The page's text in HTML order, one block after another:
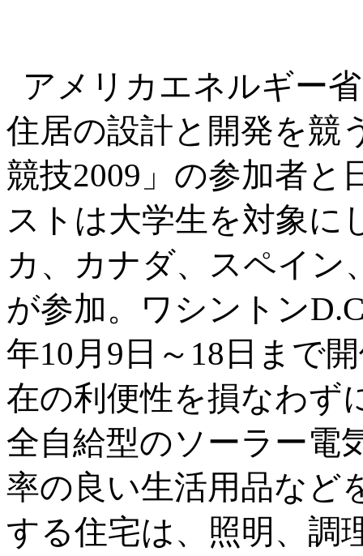
アメリカエネルギー
住居の設計と開発を競
競技2009」の参加者と
ストは大学生を対象に
カ、カナダ、スペイン
が参加。ワシントン
年10月9日～18日まで
在の利便性を損なわず
全自給型のソーラー電
率の良い生活用品など
する住宅は、照明、調